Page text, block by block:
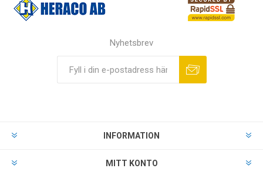
Nyhetsbrev
INFORMATION
MITT KONTO